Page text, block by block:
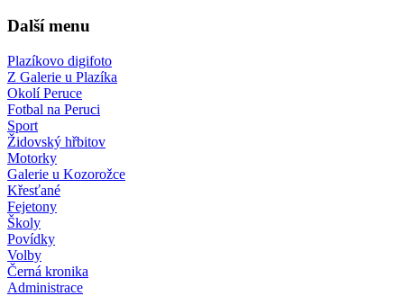
Další menu
Plazíkovo digifoto
Z Galerie u Plazíka
Okolí Peruce
Fotbal na Peruci
Sport
Židovský hřbitov
Motorky
Galerie u Kozorožce
Křesťané
Fejetony
Školy
Povídky
Volby
Černá kronika
Administrace